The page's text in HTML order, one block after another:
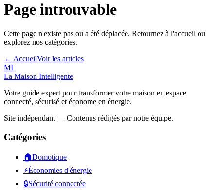
Page introuvable
Cette page n'existe pas ou a été déplacée. Retournez à l'accueil ou
explorez nos catégories.
← AccueilVoir les articles
MI
La Maison Intelligente
Votre guide expert pour transformer votre maison en espace
connecté, sécurisé et économe en énergie.
Site indépendant — Contenus rédigés par notre équipe.
Catégories
🏠Domotique
⚡Économies d'énergie
🔒Sécurité connectée